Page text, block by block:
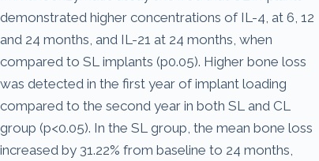
demonstrated higher concentrations of IL-4, at 6, 12
and 24 months, and IL-21 at 24 months, when
compared to SL implants (p0.05). Higher bone loss
was detected in the first year of implant loading
compared to the second year in both SL and CL
group (p<0.05). In the SL group, the mean bone loss
increased by 31.22% from baseline to 24 months,